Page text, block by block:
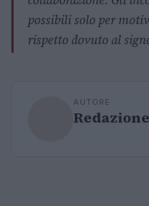
possibili solo per
rispetto dovuto al
AUTORE